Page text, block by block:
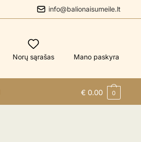
info@balionaisumeile.lt
Norų sąrašas Mano paskyra
€ 0.00 0